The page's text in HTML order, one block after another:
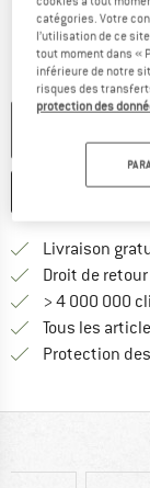
Livraison
Droit de
> 4 000 000
Tous les
Protection
catégories. Votre
l’utilisation de ce
tout moment dans «
inférieure de notre
risques des
protection des